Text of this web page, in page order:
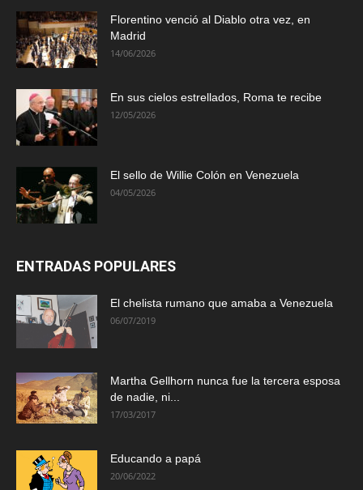
Florentino venció al Diablo otra vez, en
Madrid
14/06/2026
En sus cielos estrellados, Roma te recibe
12/05/2026
El sello de Willie Colón en Venezuela
04/05/2026
ENTRADAS POPULARES
El chelista rumano que amaba a Venezuela
06/07/2019
Martha Gellhorn nunca fue la tercera esposa
de nadie, ni...
17/03/2017
Educando a papá
20/06/2022